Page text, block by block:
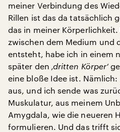
meiner Verbindung des
Rillen ist das da tatsächlich
das in meiner
zwischen dem Medium und
entsteht, habe ich in einem
später den ‚dritten Körper‘
eine bloße Idee ist. Nämlich:
aus, und ich sende was
Muskulatur, aus meinem
Amygdala, wie die neueren
formulieren. Und das trifft